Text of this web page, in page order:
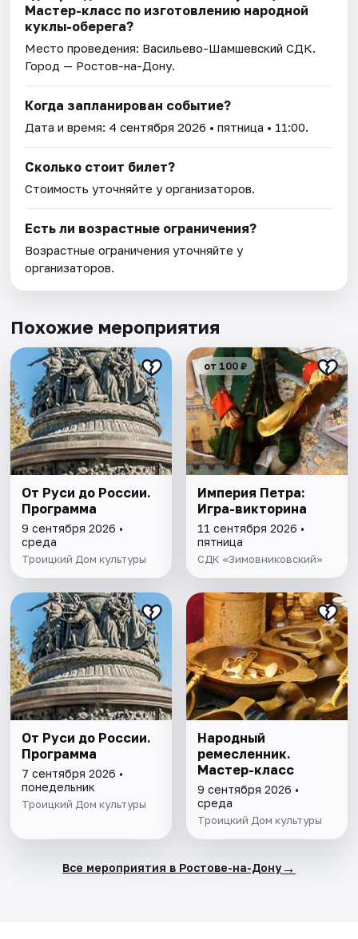
Мастер-класс по изготовлению народной
куклы-оберега?
Место проведения: Васильево-Шамшевский СДК.
Город — Ростов-на-Дону.
Когда запланирован событие?
Дата и время: 4 сентября 2026 • пятница • 11:00.
Сколько стоит билет?
Стоимость уточняйте у организаторов.
Есть ли возрастные ограничения?
Возрастные ограничения уточняйте у
организаторов.
Похожие мероприятия
От Руси до России.
Программа
9 сентября 2026 •
среда
Троицкий Дом культуры
от 100 ₽
Империя Петра:
Игра-викторина
11 сентября 2026 •
пятница
СДК «Зимовниковский»
От Руси до России.
Программа
7 сентября 2026 •
понедельник
Троицкий Дом культуры
Народный
ремесленник.
Мастер-класс
9 сентября 2026 •
среда
Троицкий Дом культуры
Все мероприятия в Ростове-на-Дону→